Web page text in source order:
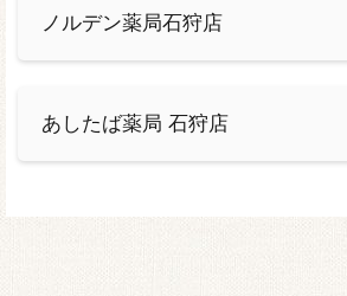
ノルデン薬局石狩店
あしたば薬局 石狩店